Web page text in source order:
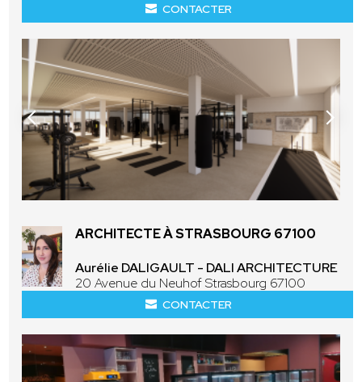
CONTACTER
ARCHITECTE À STRASBOURG 67100
Aurélie DALIGAULT - DALI ARCHITECTURE
20 Avenue du Neuhof Strasbourg 67100
CONTACTER